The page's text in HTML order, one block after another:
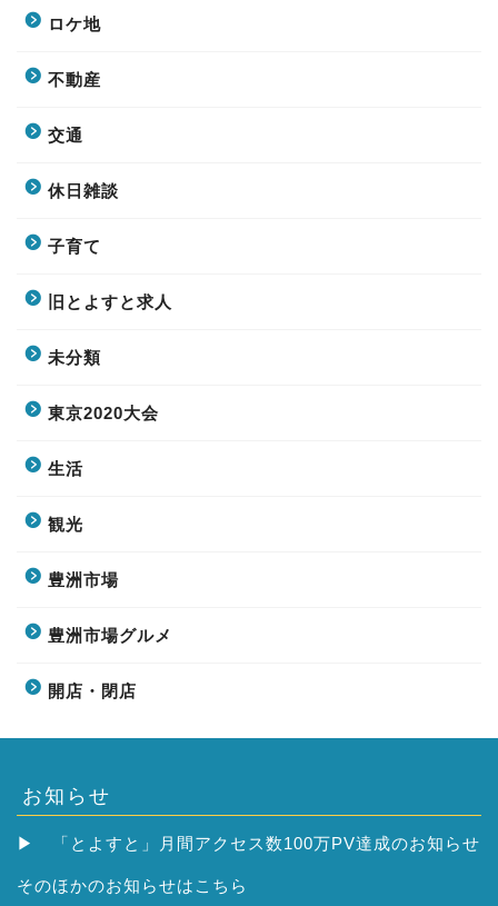
ロケ地
不動産
交通
休日雑談
子育て
旧とよすと求人
未分類
東京2020大会
生活
観光
豊洲市場
豊洲市場グルメ
開店・閉店
お知らせ
▶ 「とよすと」月間アクセス数100万PV達成のお知らせ
そのほかのお知らせはこちら